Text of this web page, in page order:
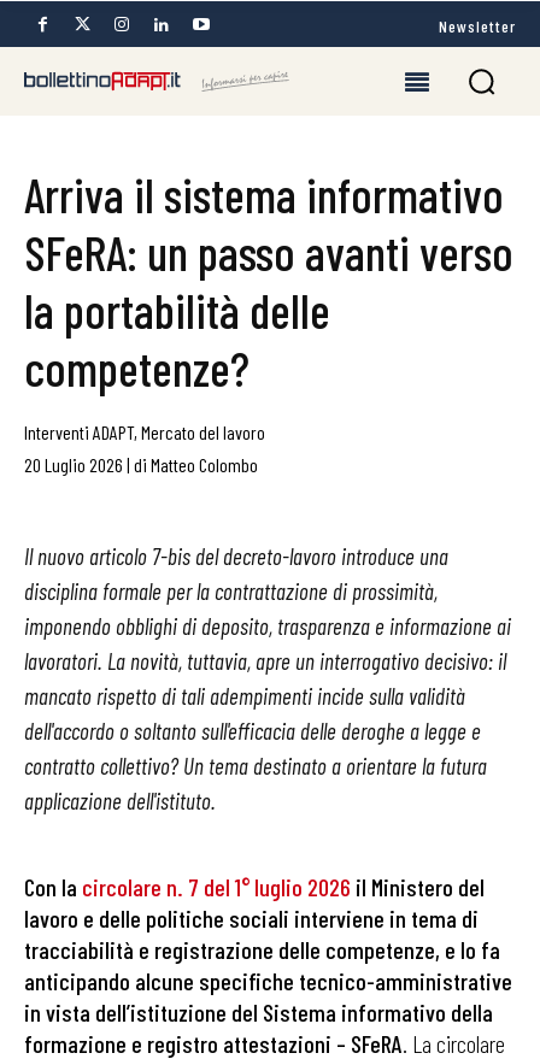
Newsletter
Arriva il sistema informativo
SFeRA: un passo avanti verso
la portabilità delle
competenze?
Interventi ADAPT, Mercato del lavoro
20 Luglio 2026 | di Matteo Colombo
Il nuovo articolo 7-bis del decreto-lavoro introduce una
disciplina formale per la contrattazione di prossimità,
imponendo obblighi di deposito, trasparenza e informazione ai
lavoratori. La novità, tuttavia, apre un interrogativo decisivo: il
mancato rispetto di tali adempimenti incide sulla validità
dell'accordo o soltanto sull'efficacia delle deroghe a legge e
contratto collettivo? Un tema destinato a orientare la futura
applicazione dell'istituto.
Con la circolare n. 7 del 1° luglio 2026 il Ministero del
lavoro e delle politiche sociali interviene in tema di
tracciabilità e registrazione delle competenze, e lo fa
anticipando alcune specifiche tecnico-amministrative
in vista dell’istituzione del Sistema informativo della
formazione e registro attestazioni – SFeRA. La circolare